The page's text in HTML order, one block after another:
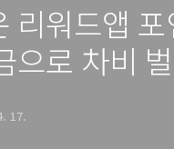
리워드앱
으로 차비
17.